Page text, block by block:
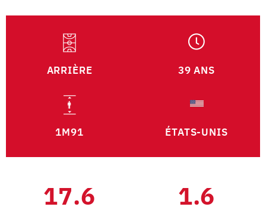
ARRIÈRE 39 ANS
1M91 ÉTATS-UNIS
17.6 1.6